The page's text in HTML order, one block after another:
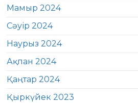
Мамыр 2024
Сәуір 2024
Наурыз 2024
Ақпан 2024
Қаңтар 2024
Қыркүйек 2023